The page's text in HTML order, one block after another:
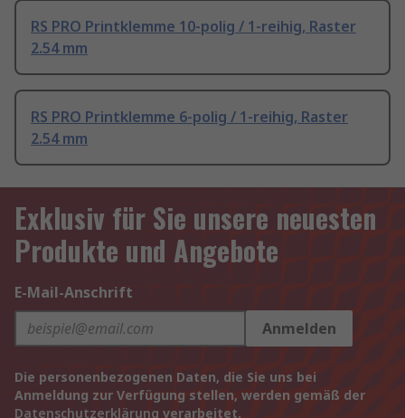
RS PRO Printklemme 10-polig / 1-reihig, Raster
2.54 mm
RS PRO Printklemme 6-polig / 1-reihig, Raster
2.54 mm
Exklusiv für Sie unsere neuesten
Produkte und Angebote
E-Mail-Anschrift
Anmelden
Die personenbezogenen Daten, die Sie uns bei
Anmeldung zur Verfügung stellen, werden gemäß der
Datenschutzerklärung verarbeitet.